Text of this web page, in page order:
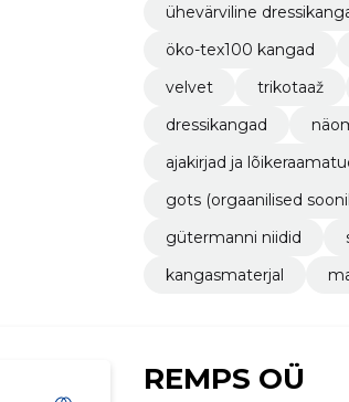
ühevärviline
öko-tex100 kangad
velvet
trikotaaž
dressikangad
ajakirjad ja
gots (orgaanilised
gütermanni niidid
kangasmaterjal
REMPS OÜ